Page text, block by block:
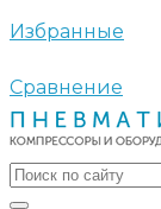
Избранные
Сравнение